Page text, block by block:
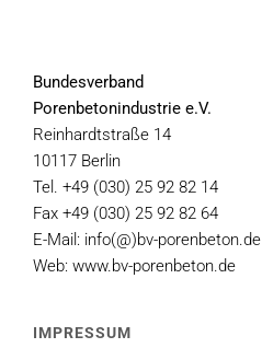
Bundesverband
Porenbetonindustrie e.V.
Reinhardtstraße 14
10117 Berlin
Tel. +49 (030) 25 92 82 14
Fax +49 (030) 25 92 82 64
E-Mail: info(@)bv-porenbeton.de
Web: www.bv-porenbeton.de
IMPRESSUM